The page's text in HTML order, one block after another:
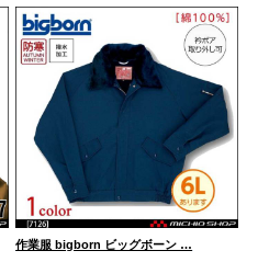
作業服 bigborn ビッグボーン …